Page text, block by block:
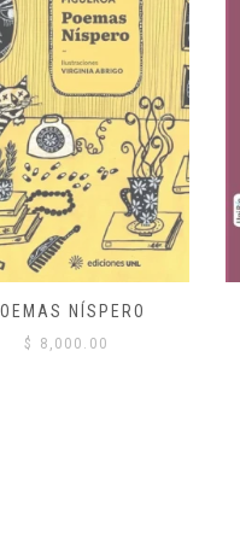
NÍSPERO
$ 8,000.00